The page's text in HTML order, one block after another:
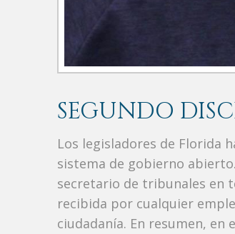
SEGUNDO
Los legisladores de Florida
sistema de gobierno
secretario de tribunales en
recibida por cualquier
ciudadanía. En resumen, en